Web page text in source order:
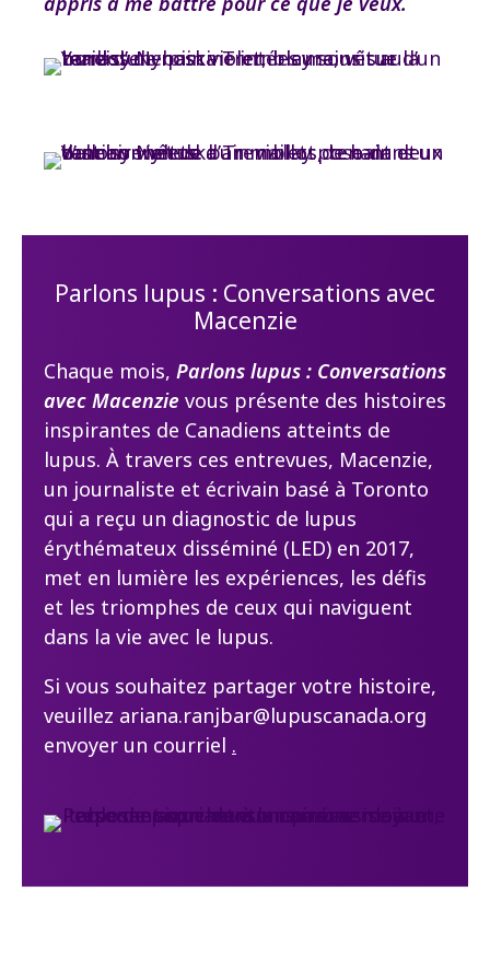
Parlons lupus : Conversations avec
Macenzie
Chaque mois, Parlons lupus : Conversations
avec Macenzie vous présente des histoires
inspirantes de Canadiens atteints de
lupus. À travers ces entrevues, Macenzie,
un journaliste et écrivain basé à Toronto
qui a reçu un diagnostic de lupus
érythémateux disséminé (LED) en 2017,
met en lumière les expériences, les défis
et les triomphes de ceux qui naviguent
dans la vie avec le lupus.
Si vous souhaitez partager votre histoire,
veuillez ariana.ranjbar@lupuscanada.org
envoyer un courriel .